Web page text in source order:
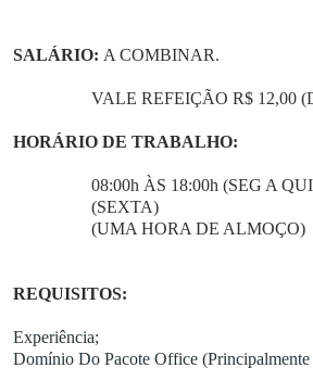
o
t
i
a
p
W
SALÁRIO: A COMBINAR.
VALE REFEIÇÃO R$ 12,00
HORÁRIO DE TRABALHO:
08:00h ÀS 18:00h (SEG A
(SEXTA)
(UMA HORA DE ALMOÇO)
REQUISITOS:
Experiência;
Domínio Do Pacote Office